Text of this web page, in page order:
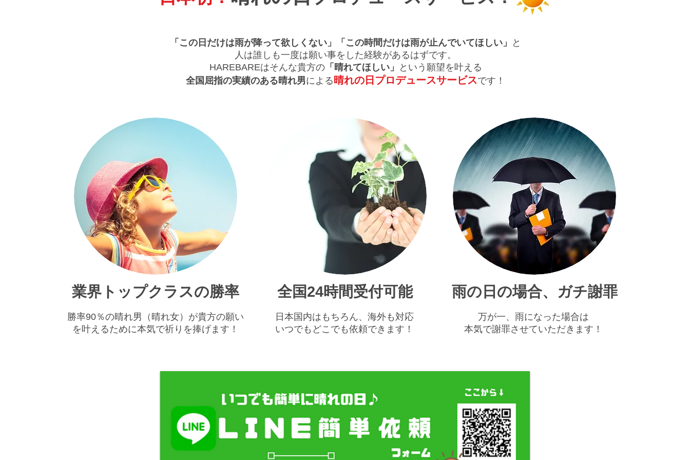
「この日だけは雨が降って欲しくない」「この時間だけは雨が止んでいてほしい」
と
人は誰しも一度は願い事をした経験があるはずです。
​HAREBAREはそんな貴方の「晴れてほしい」
という願望を叶える
全国屈指の実績のある晴れ男による 晴れの日プロデュースサービスです！
​業界トップクラスの勝率 ​全国24時間受付可能 ​雨の日の場合、ガチ謝罪
​勝率90％の晴れ男（晴れ女）が貴方の願い
を叶えるために本気で祈りを捧げます！
​日本国内はもちろん、海外も対応
​いつでもどこでも依頼できます！
万が一、雨になった場合は
​本気で謝罪させていただきます！